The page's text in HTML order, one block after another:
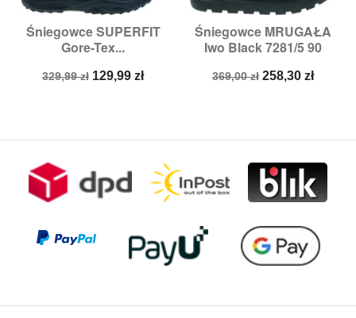
Śniegowce SUPERFIT
Gore-Tex...
Cena
329,99 zł Cena
129,99 zł
Śniegowce MRUGAŁA
Iwo Black 7281/5 90
Cena
369,00 zł Cena
258,30 zł